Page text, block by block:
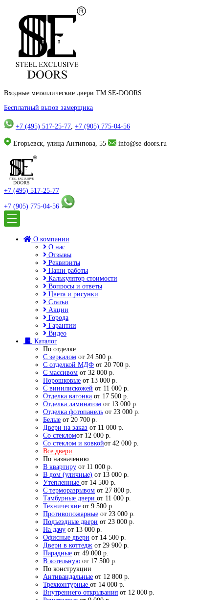
Входные металлические двери TM SE-DOORS
Бесплатный вызов замерщика
+7 (495) 517-25-77, +7 (905) 775-04-56
Егорьевск, улица Антипова, 55 info@se-doors.ru
+7 (495) 517-25-77
+7 (905) 775-04-56
О компании
О нас
Отзывы
Реквизиты
Наши работы
Калькулятор стоимости
Вопросы и ответы
Цвета и рисунки
Статьи
Акции
Города
Гарантии
Видео
Каталог
По отделке
С зеркалом от 24 500 р.
С отделкой МДФ от 20 700 р.
С массивом от 32 000 р.
Порошковые от 13 000 р.
С винилискожей от 11 000 р.
Отделка вагонка от 17 500 р.
Отделка ламинатом от 13 000 р.
Отделка фотопанель от 23 000 р.
Белые от 20 700 р.
Двери на заказ от 11 000 р.
Со стекломот 12 000 р.
Со стеклом и ковкойот 42 000 р.
Все двери
По назначению
В квартиру от 11 000 р.
В дом (уличные) от 13 000 р.
Утепленные от 14 500 р.
С терморазрывом от 27 800 р.
Тамбурные двери от 11 000 р.
Технические от 9 500 р.
Противопожарные от 23 000 р.
Подъездные двери от 23 000 р.
На дачу от 13 000 р.
Офисные двери от 14 500 р.
Двери в коттедж от 29 900 р.
Парадные от 49 000 р.
В котельную от 17 500 р.
По конструкции
Антивандальные от 12 800 р.
Трехконтурные от 14 000 р.
Внутреннего открывания от 12 000 р.